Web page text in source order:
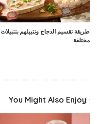
طريقة تقسيم الدجاج وتتبيلهم بتتبيلات
مختلفة
You Might Also Enjoy